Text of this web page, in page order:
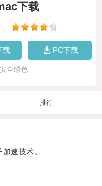
下载
载 PC下载
全绿色
排行
速技术。